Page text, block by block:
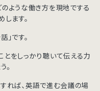
ような働き方を現地でする
ます。
です。
をしっかり聴いて伝える力
。
れば、英語で進む会議の場